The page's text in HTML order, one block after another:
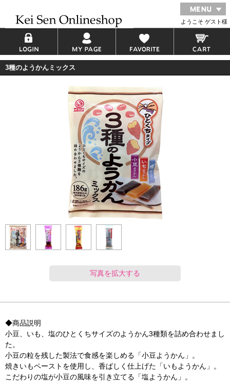
ようこそ ゲスト様
3種のようかんミックス
写真を拡大する
◆商品説明
小豆、いも、塩のひとくちサイズのようかん3種類を詰め合わせまし
た。
小豆の粒を残した製法で食感を楽しめる「小豆ようかん」。
焼きいもペーストを使用し、香ばしく仕上げた「いもようかん」。
こだわりの塩が小豆の風味を引き立てる「塩ようかん」。